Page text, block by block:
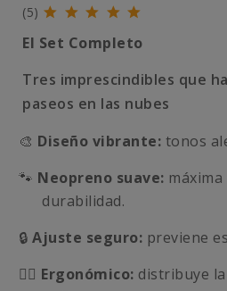
(5)
El Set Completo
Tres imprescindibles que
paseos en las nubes
🎨 Diseño vibrante: tonos
🐾 Neopreno suave:
durabilidad.
🔒 Ajuste seguro: previene
🤸‍♂️ Ergonómico: distribuye